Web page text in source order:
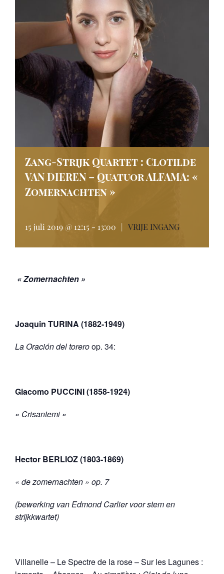
Zang-Strijk Quartet : Clotilde
VAN DIEREN – Quatuor ALFAMA: «
Zomernachten »
15 juli 2019 @ 12:15 - 13:00 | VRIJE INGANG
« Zomernachten »
Joaquin TURINA (1882-1949)
La Oración del toreroop. 34:
Giacomo PUCCINI (1858-1924)
« Crisantemi »
Hector BERLIOZ (1803-1869)
« de zomernachten » op. 7
(bewerking van Edmond Carlier voor stem en
strijkkwartet)
Villanelle – Le Spectre de la rose – Sur les Lagunes :